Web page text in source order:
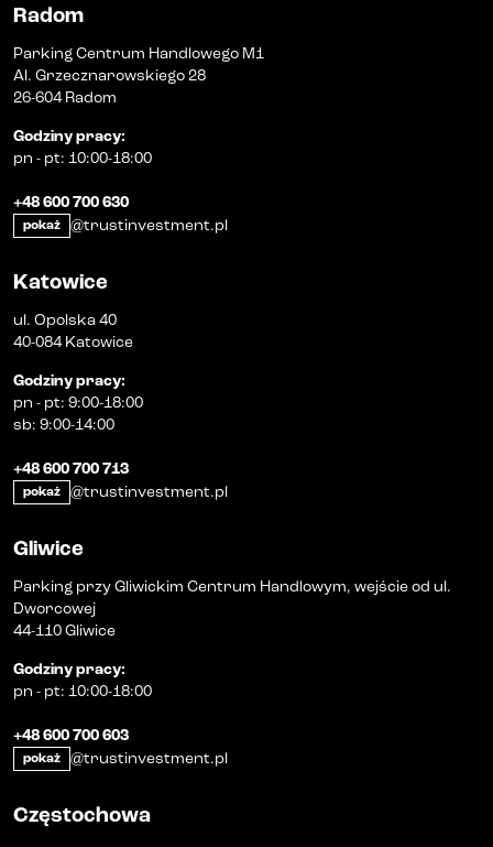
Radom
Parking Centrum Handlowego M1
Al. Grzecznarowskiego 28
26-604 Radom
Godziny pracy:
pn - pt: 10:00-18:00
+48 600 700 630
pokaż @trustinvestment.pl
Katowice
ul. Opolska 40
40-084 Katowice
Godziny pracy:
pn - pt: 9:00-18:00
sb: 9:00-14:00
+48 600 700 713
pokaż @trustinvestment.pl
Gliwice
Parking przy Gliwickim Centrum Handlowym, wejście od ul.
Dworcowej
44-110 Gliwice
Godziny pracy:
pn - pt: 10:00-18:00
+48 600 700 603
pokaż @trustinvestment.pl
Częstochowa